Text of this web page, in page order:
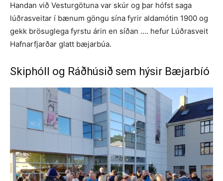
Handan við Vesturgötuna var skúr og þar hófst saga
lúðrasveitar í bænum göngu sína fyrir aldamótin 1900 og
gekk brösuglega fyrstu árin en síðan …. hefur Lúðrasveit
Hafnarfjarðar glatt bæjarbúa.
Skiphóll og Ráðhúsið sem hýsir Bæjarbíó